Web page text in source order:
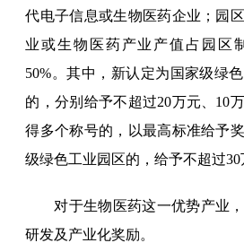
代电子信息或生物医药企业；园
业或生物医药产业产值占园区
50%。其中，新认定为国家级绿
的，分别给予不超过20万元、10
得多个称号的，以最高标准给予
级绿色工业园区的，给予不超过30
对于生物医药这一优势产业
研发及产业化奖励。